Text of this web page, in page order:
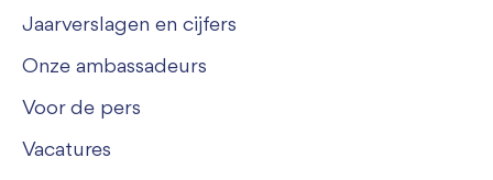
Jaarverslagen en cijfers
Onze ambassadeurs
Voor de pers
Vacatures